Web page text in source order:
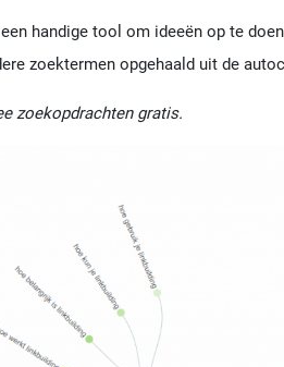
handige tool om ideeën op te
zoektermen opgehaald uit de
zoekopdrachten gratis.